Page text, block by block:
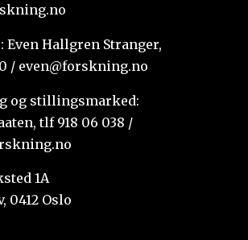
Even Hallgren Stranger,
/ even@forskning.no
og stillingsmarked:
tlf 918 06 038 /
1A
0412 Oslo